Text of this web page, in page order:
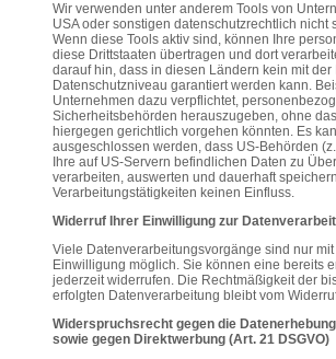
Wir verwenden unter anderem Tools von
USA oder sonstigen datenschutzrechtlich nicht
Wenn diese Tools aktiv sind, können Ihre
diese Drittstaaten übertragen und dort
darauf hin, dass in diesen Ländern kein mit
Datenschutzniveau garantiert werden kann.
Unternehmen dazu verpflichtet,
Sicherheitsbehörden herauszugeben, ohne
hiergegen gerichtlich vorgehen könnten. Es
ausgeschlossen werden, dass US-Behörden
Ihre auf US-Servern befindlichen Daten zu
verarbeiten, auswerten und dauerhaft
Verarbeitungstätigkeiten keinen Einfluss.
Widerruf Ihrer Einwilligung zur
Viele Datenverarbeitungsvorgänge sind nur
Einwilligung möglich. Sie können eine bereits
jederzeit widerrufen. Die Rechtmäßigkeit der
erfolgten Datenverarbeitung bleibt vom
Widerspruchsrecht gegen die
sowie gegen Direktwerbung (Art. 21 DSGVO)